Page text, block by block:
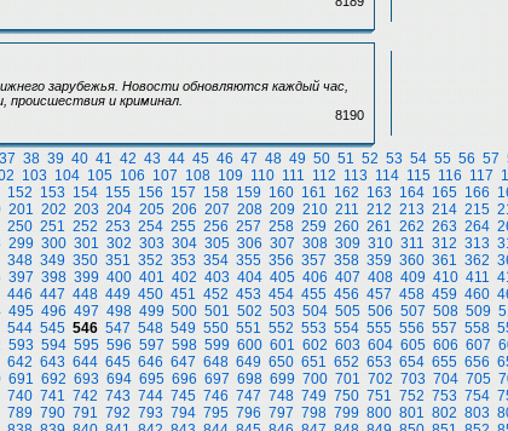
зарубежья. Новости обновляются каждый час,
и криминал.
8190
37 38 39 40 41 42 43 44 45 46 47 48 49 50 51 52 53 54 55 56 57
103 104 105 106 107 108 109 110 111 112 113 114 115 116 117
152 153 154 155 156 157 158 159 160 161 162 163 164 165 166
201 202 203 204 205 206 207 208 209 210 211 212 213 214 215
250 251 252 253 254 255 256 257 258 259 260 261 262 263 264
299 300 301 302 303 304 305 306 307 308 309 310 311 312 313
348 349 350 351 352 353 354 355 356 357 358 359 360 361 362
397 398 399 400 401 402 403 404 405 406 407 408 409 410 411
446 447 448 449 450 451 452 453 454 455 456 457 458 459 460
495 496 497 498 499 500 501 502 503 504 505 506 507 508 509
544 545 546 547 548 549 550 551 552 553 554 555 556 557 558
593 594 595 596 597 598 599 600 601 602 603 604 605 606 607
642 643 644 645 646 647 648 649 650 651 652 653 654 655 656
691 692 693 694 695 696 697 698 699 700 701 702 703 704 705
740 741 742 743 744 745 746 747 748 749 750 751 752 753 754
789 790 791 792 793 794 795 796 797 798 799 800 801 802 803